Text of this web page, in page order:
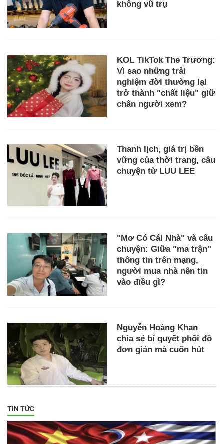
không vũ trụ
KOL TikTok The Trương:
Vì sao những trải
nghiệm đời thường lại
trở thành "chất liệu" giữ
chân người xem?
Thanh lịch, giá trị bền
vững của thời trang, câu
chuyện từ LUU LEE
"Mơ Có Cái Nhà" và câu
chuyện: Giữa "ma trận"
thông tin trên mạng,
người mua nhà nên tin
vào điều gì?
Nguyễn Hoàng Khan
chia sẻ bí quyết phối đồ
đơn giản mà cuốn hút
TIN TỨC